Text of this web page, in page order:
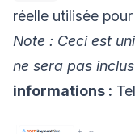
réelle utilisée
Note : Ceci est
ne sera pas
informations :